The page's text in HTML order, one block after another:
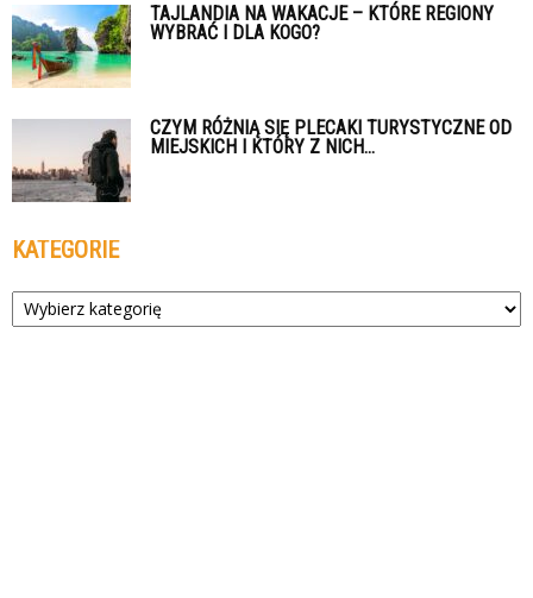
TAJLANDIA NA WAKACJE – KTÓRE REGIONY
WYBRAĆ I DLA KOGO?
CZYM RÓŻNIĄ SIĘ PLECAKI TURYSTYCZNE OD
MIEJSKICH I KTÓRY Z NICH...
KATEGORIE
Kategorie